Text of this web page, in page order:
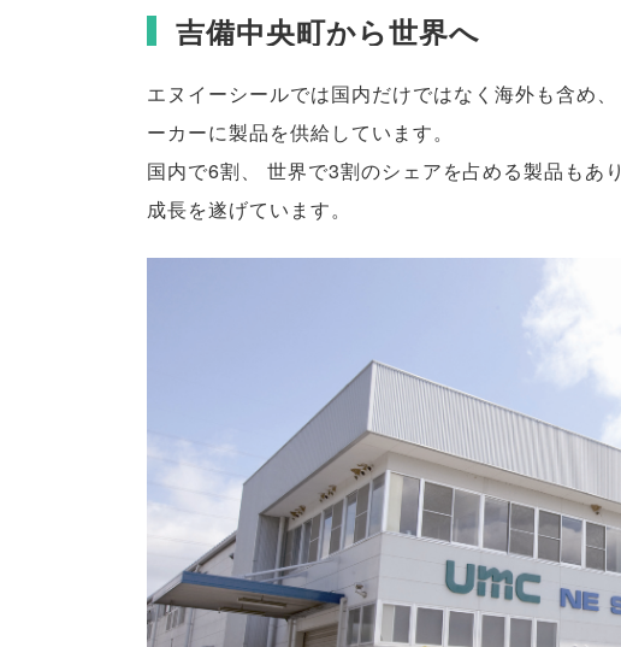
吉備中央町から世界へ
エヌイーシールでは国内だけではなく海外も含め、
ーカーに製品を供給しています。
国内で6割、 世界で3割のシェアを占める製品もあり
成長を遂げています。